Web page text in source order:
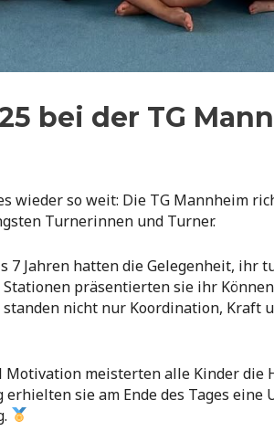
bei der TG
wieder so weit: Die TG Mannheim
Turnerinnen und Turner.
7 Jahren hatten die Gelegenheit, ihr
präsentierten sie ihr
nicht nur Koordination, Kraft
meisterten alle Kinder die
sie am Ende des Tages